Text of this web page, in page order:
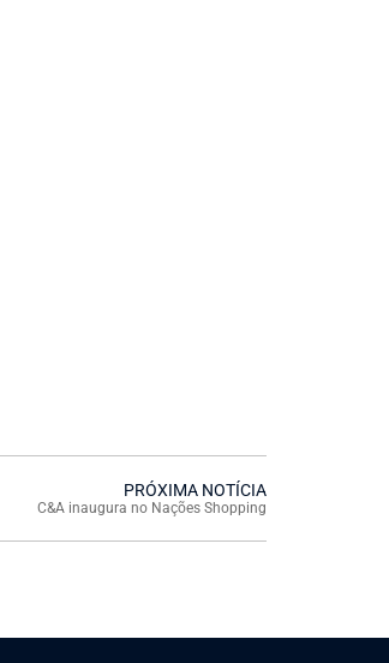
PRÓXIMA NOTÍCIA
C&A inaugura no Nações Shopping